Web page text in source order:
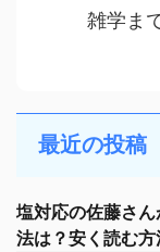
雑学ま
最近の投稿
塩対応の佐藤さ
法は？安く読む方